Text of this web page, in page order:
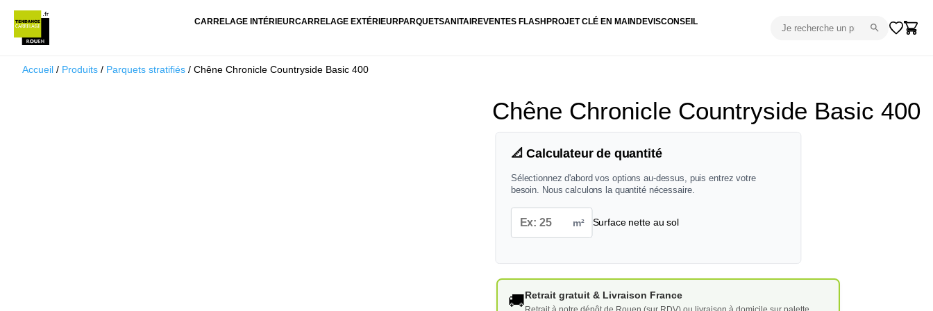
CARRELAGE INTÉRIEURCARRELAGE EXTÉRIEURPARQUETSANITAIREVENTES FLASH PROJET CLÉ EN MAIN DEVISCONSEIL
Accueil / Produits / Parquets stratifiés / Chêne Chronicle Countryside Basic 400
Chêne Chronicle Countryside Basic 400
📐 Calculateur de quantité
Sélectionnez d'abord vos options au-dessus, puis entrez votre
besoin. Nous calculons la quantité nécessaire.
m² Surface nette au sol
🚚Retrait gratuit & Livraison France